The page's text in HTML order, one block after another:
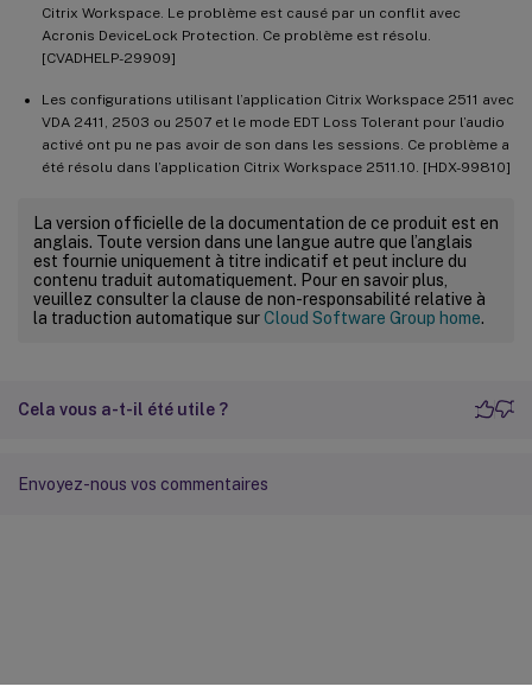
Citrix Workspace. Le problème est causé par un conflit avec
Acronis DeviceLock Protection. Ce problème est résolu.
[CVADHELP-29909]
Les configurations utilisant l’application Citrix Workspace 2511 avec
VDA 2411, 2503 ou 2507 et le mode EDT Loss Tolerant pour l’audio
activé ont pu ne pas avoir de son dans les sessions. Ce problème a
été résolu dans l’application Citrix Workspace 2511.10. [HDX-99810]
La version officielle de la documentation de ce produit est en
anglais. Toute version dans une langue autre que l’anglais
est fournie uniquement à titre indicatif et peut inclure du
contenu traduit automatiquement. Pour en savoir plus,
veuillez consulter la clause de non-responsabilité relative à
la traduction automatique surCloud Software Group home.
Cela vous a-t-il été utile ?
Envoyez-nous vos commentaires